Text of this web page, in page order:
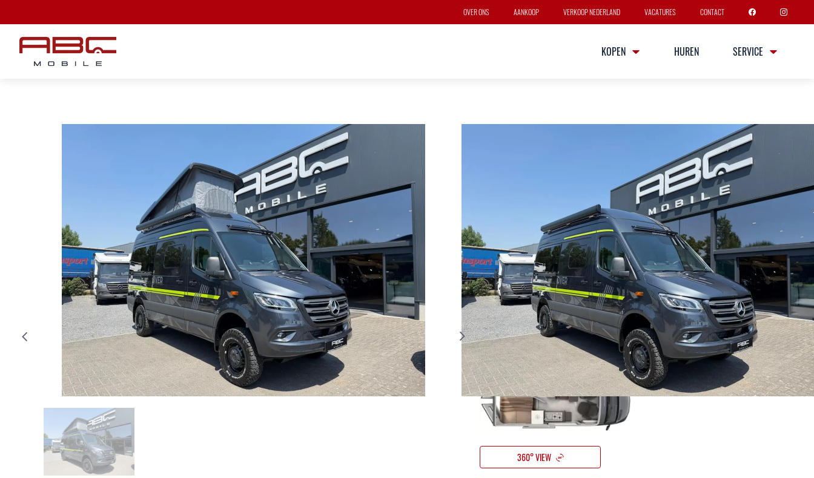
OVER ONS AANKOOP VERKOOP NEDERLAND VACATURES CONTACT
KOPEN HUREN SERVICE
HYMER GRAND CANYON S 4X4 CROSSOVER
4 slaapplaatsen
Mercedes-Benz Sprinter 3,88 t - 419 CDI - 141 KW/190 PK - Euro VI-E
Automatische versnellingsbak
Lengte
5m93
Breedte
2m06
Hoogte
2m76
Bouwjaar
2026
Massa in rijklare toestand
3210*
*Incl. 10% Diesel
360° VIEW